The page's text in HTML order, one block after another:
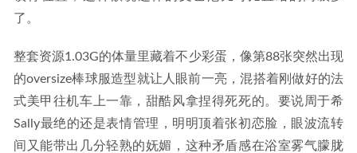
了。
整套资源1.03G的体量里藏着不少彩蛋，像第88张突然出现
的oversize棒球服造型就让人眼前一亮，混搭着刚做好的法
式美甲往机车上一靠，甜酷风拿捏得死死的。要说周于希
Sally最绝的还是表情管理，明明顶着张初恋脸，眼波流转
间又能带出几分轻熟的妩媚，这种矛盾感在浴室雾气朦胧